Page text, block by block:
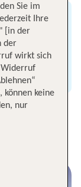
Sie im
Ihre
[in der
der
wirkt sich
Widerruf
können keine
nur